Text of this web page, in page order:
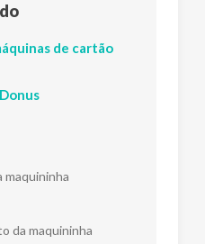
de cartão
maquininha
da maquininha